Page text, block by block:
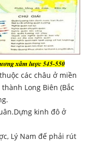
các châu ở miền
Long Biên (Bắc
kinh đô ở
Lý Nam đế phải rút